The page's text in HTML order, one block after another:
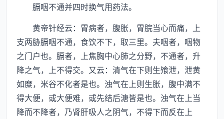
膈咽不通并四时换气用药法。
黄帝针经云：胃病者，腹胀，胃脘当心而痛，上
支两胁膈咽不通，食饮不下，取三里。夫咽者，咽物
之门户也。膈者，上焦胸中心肺之分野，不通者，升
降之气，上不得交。又云：清气在下则生飧泄，泄黄
如糜，米谷不化者是也。浊气在上则生胀，腹中满不
得大便，或大便难，或先结后溏皆是也。浊气在上当
降而不降者，乃肾肝吸人之阴气，不得下而反在上